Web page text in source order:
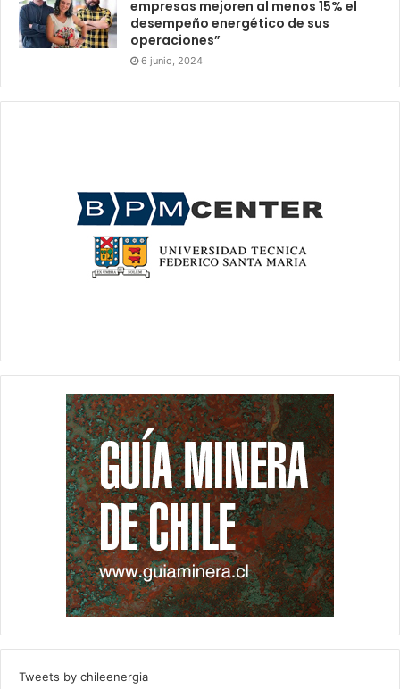
empresas mejoren al menos 15% el
desempeño energético de sus
operaciones”
6 junio, 2024
Tweets by chileenergia